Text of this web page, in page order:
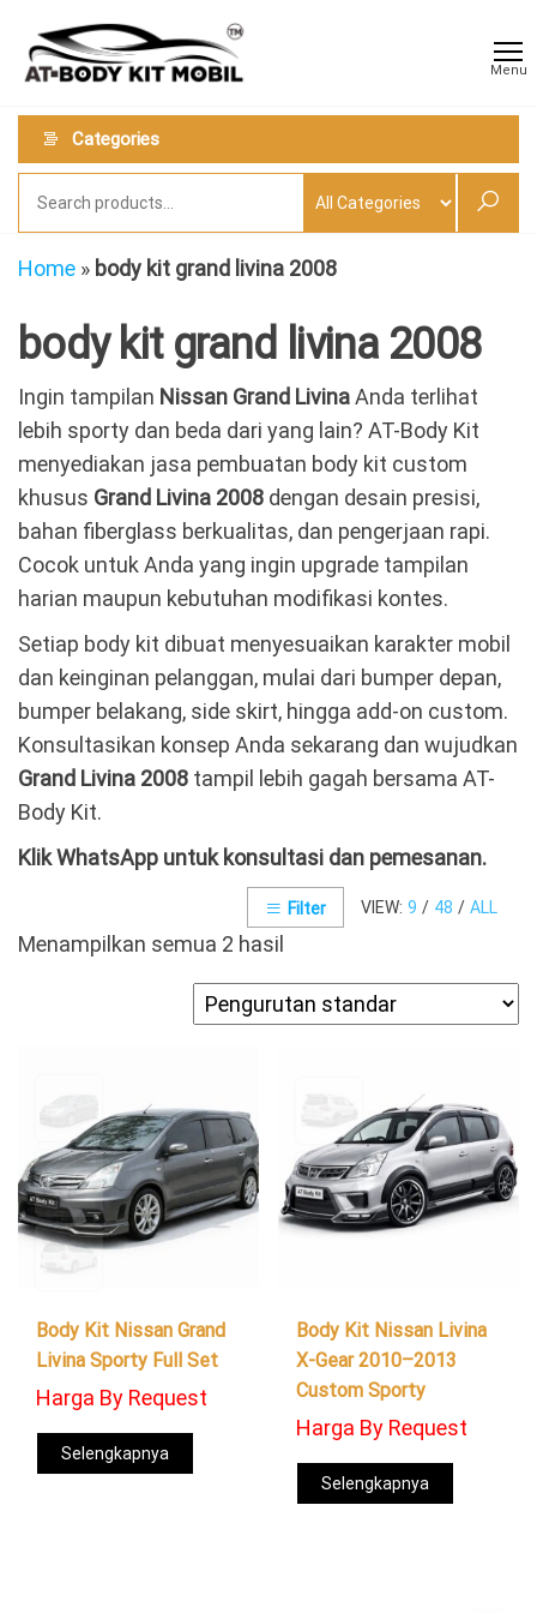
the
content
Kit
Mobil
Menu
Categories
Home » body kit grand livina 2008
body kit grand livina 2008
Ingin tampilan Nissan Grand LivinaAnda terlihat
lebih sporty dan beda dari yang lain? AT-Body Kit
menyediakan jasa pembuatan body kit custom
khusus Grand Livina 2008 dengan desain presisi,
bahan fiberglass berkualitas, dan pengerjaan rapi.
Cocok untuk Anda yang ingin upgrade tampilan
harian maupun kebutuhan modifikasi kontes.
Setiap body kit dibuat menyesuaikan karakter mobil
dan keinginan pelanggan, mulai dari bumper depan,
bumper belakang, side skirt, hingga add-on custom.
Konsultasikan konsep Anda sekarang dan wujudkan
Grand Livina 2008 tampil lebih gagah bersama AT-
Body Kit.
Klik WhatsApp untuk konsultasi dan pemesanan.
VIEW: 9 / 48 / ALL
Filter
Menampilkan semua 2 hasil
Body Kit Nissan Grand
Livina Sporty Full Set
Harga By Request
Selengkapnya
Body Kit Nissan Livina
X-Gear 2010–2013
Custom Sporty
Harga By Request
Selengkapnya